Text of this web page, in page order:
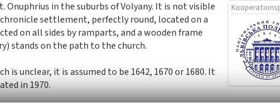
Onuphrius in the suburbs of Volyany. It is not visible
settlement, perfectly round, located on a
on all sides by ramparts, and a wooden frame
stands on the path to the church.
is unclear, it is assumed to be 1642, 1670 or 1680. It
in 1970.